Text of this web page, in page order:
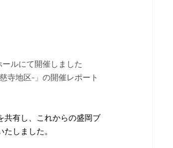
ルにて開催しました
寺地区-」の開催レポート
有し、これからの盛岡ブ
しました。